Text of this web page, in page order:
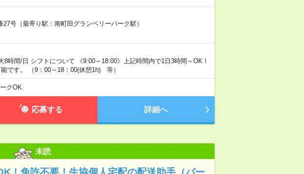
27号（最寄り駅：南町田グランベリーパーク駅）
8時間/日 シフトについて 《9:00～18:00》上記時間内で1日3時間～OK！
です。 （9：00～18：00(休憩1h) 等）
クOK
応募する 詳細へ
未読
！免許不要！生協個人宅配の配送助手（パー